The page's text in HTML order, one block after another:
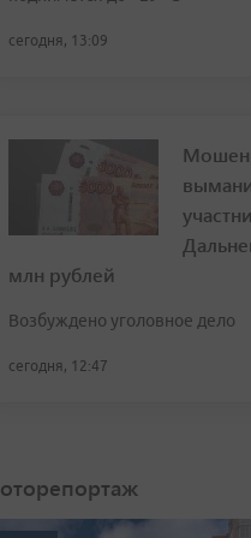
сегодня, 13:09
млн рублей
Возбуждено уголовное дело
сегодня, 12:47